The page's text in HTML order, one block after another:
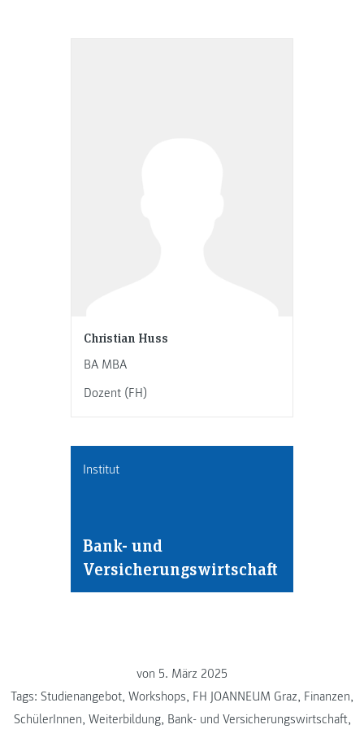
Christian Huss
BA MBA
Dozent (FH)
Institut
Bank- und
Versicherungswirtschaft
von 5. März 2025
Tags: Studienangebot, Workshops, FH JOANNEUM Graz, Finanzen,
SchülerInnen, Weiterbildung, Bank- und Versicherungswirtschaft,